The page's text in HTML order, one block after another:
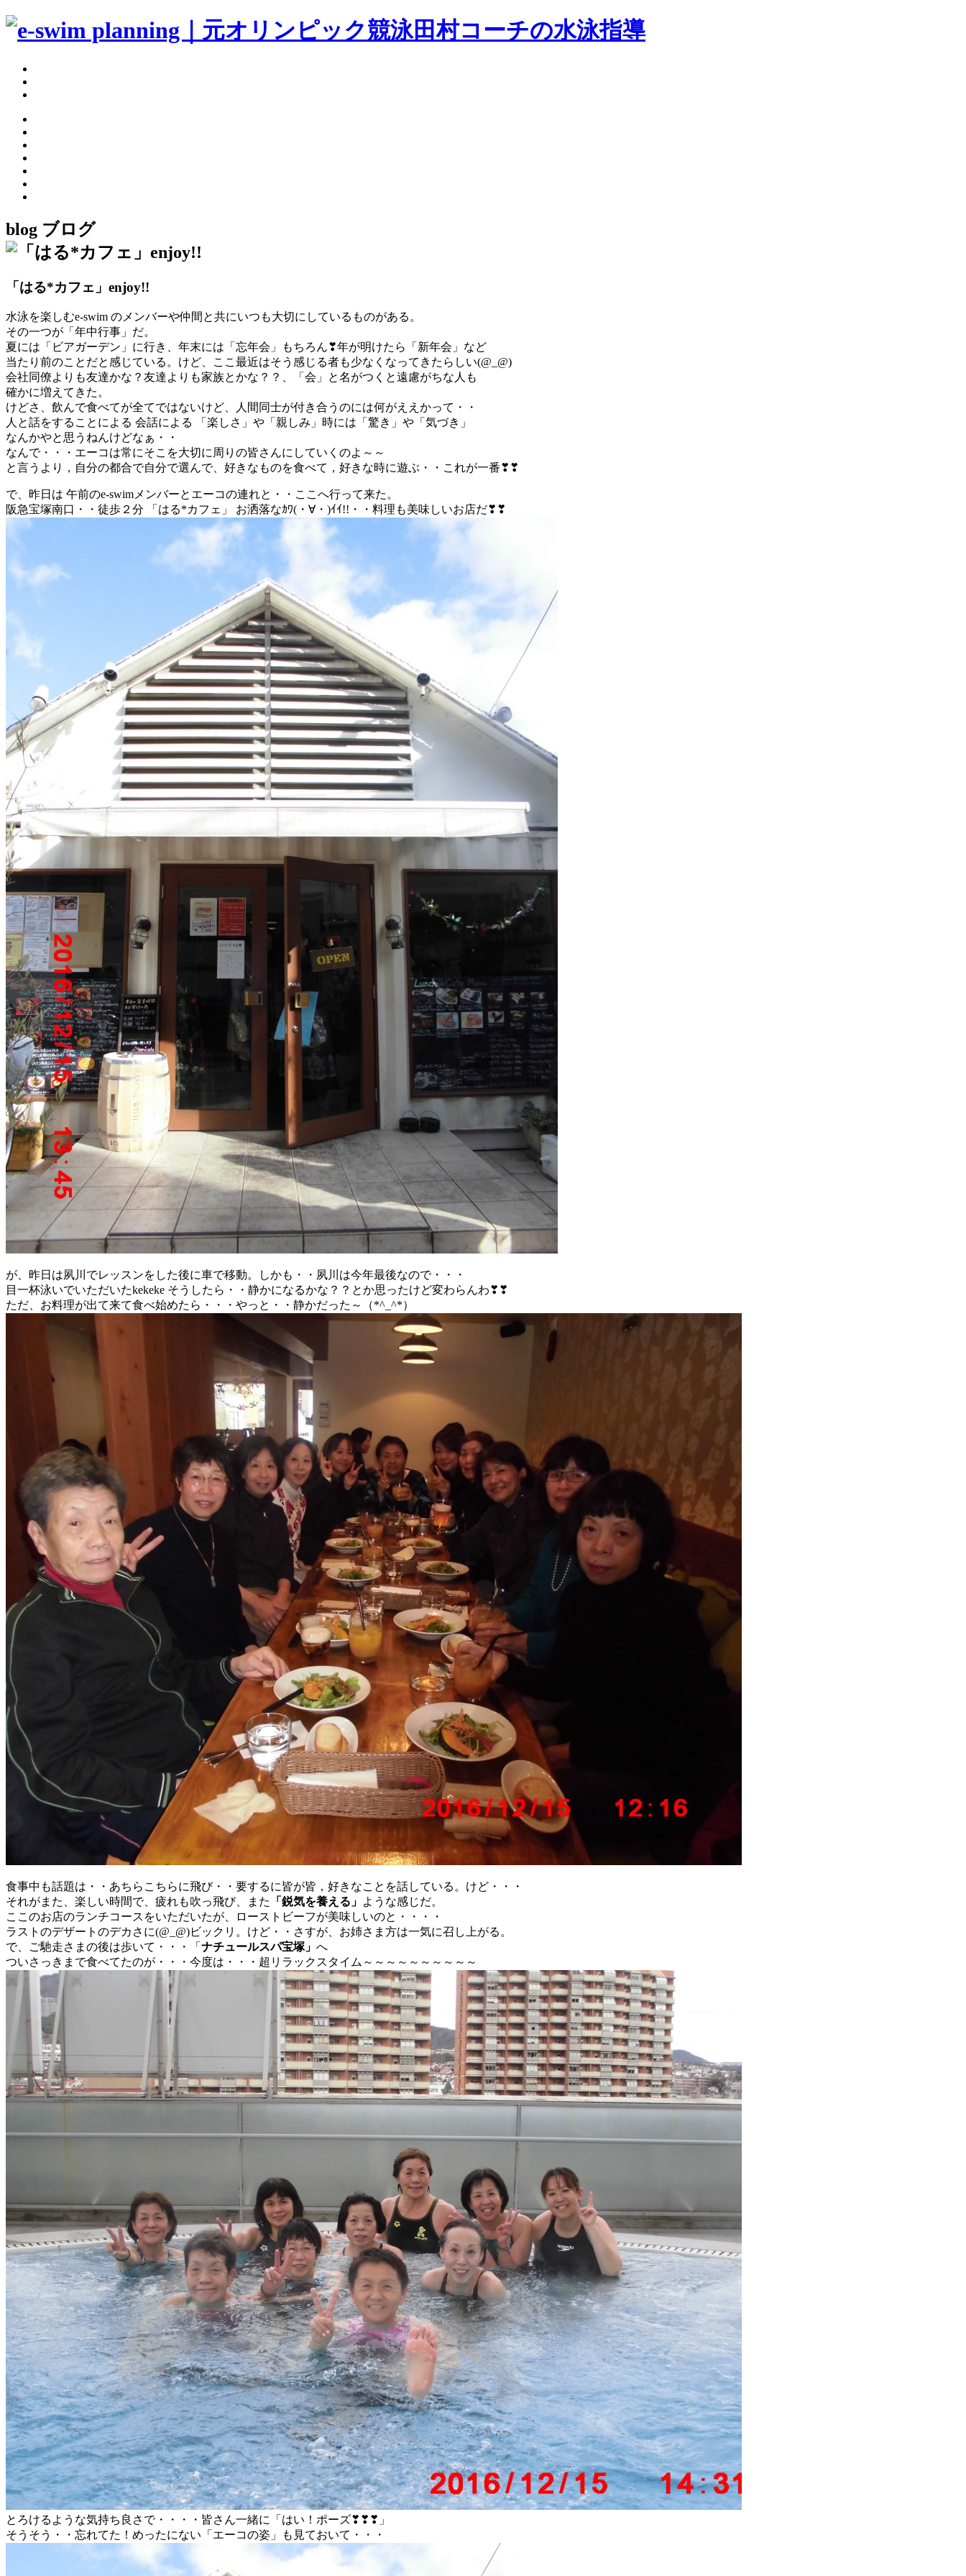
blog ブログ
「はる*カフェ」enjoy!!
水泳を楽しむe-swim のメンバーや仲間と共にいつも大切にしているものがある。
その一つが「年中行事」だ。
夏には「ビアガーデン」に行き、年末には「忘年会」もちろん❣年が明けたら「新年会」など
当たり前のことだと感じている。けど、ここ最近はそう感じる者も少なくなってきたらしい(@_@)
会社同僚よりも友達かな？友達よりも家族とかな？？、「会」と名がつくと遠慮がちな人も
確かに増えてきた。
けどさ、飲んで食べてが全てではないけど、人間同士が付き合うのには何がええかって・・
人と話をすることによる 会話による 「楽しさ」や「親しみ」時には「驚き」や「気づき」
なんかやと思うねんけどなぁ・・
なんで・・・エーコは常にそこを大切に周りの皆さんにしていくのよ～～
と言うより，自分の都合で自分で選んで、好きなものを食べて，好きな時に遊ぶ・・これが一番❣❣
で、昨日は 午前のe-swimメンバーとエーコの連れと・・ここへ行って来た。
阪急宝塚南口・・徒歩２分 「はる*カフェ」 お洒落なｶﾜ(・∀・)ｲｲ!!・・料理も美味しいお店だ❣❣
が、昨日は夙川でレッスンをした後に車で移動。しかも・・夙川は今年最後なので・・・
目一杯泳いでいただいたkekeke そうしたら・・静かになるかな？？とか思ったけど変わらんわ❣❣
ただ、お料理が出て来て食べ始めたら・・・やっと・・静かだった～（*^_^*）
食事中も話題は・・あちらこちらに飛び・・要するに皆が皆，好きなことを話している。けど・・・
それがまた、楽しい時間で、疲れも吹っ飛び、また
「鋭気を養える」 ような感じだ。
ここのお店のランチコースをいただいたが、ローストビーフが美味しいのと・・・・
ラストのデザートのデカさに(@_@)ビックリ。けど・・さすが、お姉さま方は一気に召し上がる。
で、ご馳走さまの後は歩いて・・・「 ナチュールスパ宝塚」 へ
ついさっきまで食べてたのが・・・今度は・・・超リラックスタイム～～～～～～～～～～
とろけるような気持ち良さで・・・・皆さん一緒に「はい！ポーズ❣❣❣」
そうそう・・忘れてた！めったにない「エーコの姿」も見ておいて・・・